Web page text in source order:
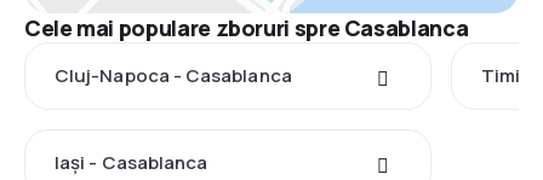
Cele mai populare zboruri spre Casablanca
Cluj-Napoca - Casablanca
Iași - Casablanca